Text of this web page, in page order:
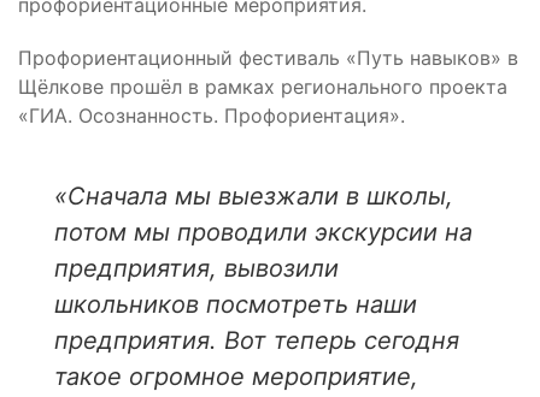
профориентационные мероприятия.
Профориентационный фестиваль «Путь навыков» в
Щёлкове прошёл в рамках регионального проекта
«ГИА. Осознанность. Профориентация».
«Сначала мы выезжали в школы,
потом мы проводили экскурсии на
предприятия, вывозили
школьников посмотреть наши
предприятия. Вот теперь сегодня
такое огромное мероприятие,